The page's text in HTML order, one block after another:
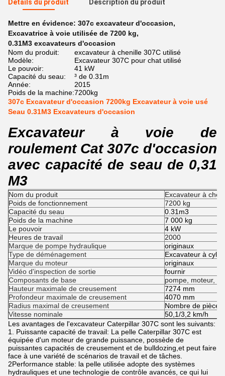
Détails du produit Description du produit
Mettre en évidence: 307c excavateur d'occasion,
Excavatrice à voie utilisée de 7200 kg,
0.31M3 excavateurs d'occasion
Nom du produit:
excavateur à chenille 307C utilisé
Modèle:
Excavateur 307C pour chat utilisé
Le pouvoir:
41 kW
Capacité du seau:
³ de 0.31m
Année:
2015
Poids de la machine:7200kg
307c Excavateur d'occasion 7200kg Excavateur à voie usé
Seau 0.31M3 Excavateurs d'occasion
Excavateur à voie de
roulement Cat 307c d'occasion
avec capacité de seau de 0,31
M3
Nom du produit
Excavateur à
Poids de fonctionnement
7200 kg
Capacité du seau
0.31m3
Poids de la machine
7 000 kg
Le pouvoir
4 kW
Heures de travail
2000
Marque de pompe hydraulique
originaux
Type de déménagement
Excavateur à
Marque du moteur
originaux
Vidéo d'inspection de sortie
fournir
Composants de base
pompe, moteur,
Hauteur maximale de creusement
7274 mm
Profondeur maximale de creusement
4070 mm
Radius maximal de creusement
Nombre de pièces
Vitesse nominale
50,1/3,2 km/h
Les avantages de l'excavateur Caterpillar 307C sont les suivants:
1. Puissante capacité de travail: La pelle Caterpillar 307C est
équipée d'un moteur de grande puissance, possède de
puissantes capacités de creusement et de bulldozing,et peut faire
face à une variété de scénarios de travail et de tâches.
2Performance stable: la pelle utilisée adopte des systèmes
hydrauliques et une technologie de contrôle avancés, ce qui lui